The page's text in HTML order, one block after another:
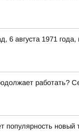
6 августа 1971
работать?
популярность